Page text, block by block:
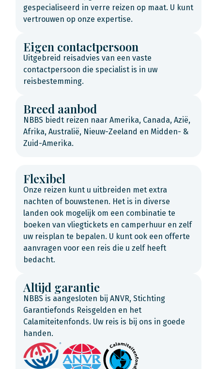
gespecialiseerd in verre reizen op maat. U kunt
vertrouwen op onze expertise.
Eigen contactpersoon
Uitgebreid reisadvies van een vaste
contactpersoon die specialist is in uw
reisbestemming.
Breed aanbod
NBBS biedt reizen naar Amerika, Canada, Azië,
Afrika, Australië, Nieuw-Zeeland en Midden- &
Zuid-Amerika.
Flexibel
Onze reizen kunt u uitbreiden met extra
nachten of bouwstenen. Het is in diverse
landen ook mogelijk om een combinatie te
boeken van vliegtickets en camperhuur en zelf
uw reisplan te bepalen. U kunt ook een offerte
aanvragen voor een reis die u zelf heeft
bedacht.
Altijd garantie
NBBS is aangesloten bij ANVR, Stichting
Garantiefonds Reisgelden en het
Calamiteitenfonds. Uw reis is bij ons in goede
handen.